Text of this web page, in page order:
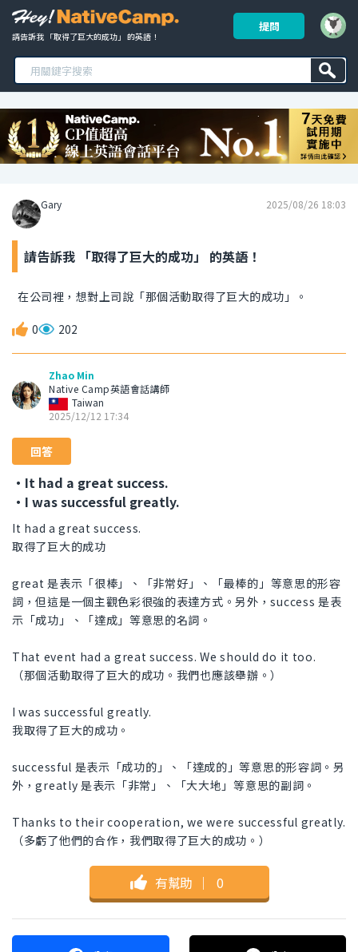
請告訴我 「取得了巨大的成功」 的英語！
提問
Gary 2025/08/26 18:03
請告訴我 「取得了巨大的成功」 的英語！
在公司裡，想對上司說「那個活動取得了巨大的成功」。
0 202
Zhao Min
Native Camp英語會話講師
Taiwan
2025/12/12 17:34
回答
・It had a great success.
・I was successful greatly.
It had a great success.
取得了巨大的成功
great 是表示「很棒」、「非常好」、「最棒的」等意思的形容
詞，但這是一個主觀色彩很強的表達方式。另外，success 是表
示「成功」、「達成」等意思的名詞。
That event had a great success. We should do it too.
（那個活動取得了巨大的成功。我們也應該舉辦。）
I was successful greatly.
我取得了巨大的成功。
successful 是表示「成功的」、「達成的」等意思的形容詞。另
外，greatly 是表示「非常」、「大大地」等意思的副詞。
Thanks to their cooperation, we were successful greatly.
（多虧了他們的合作，我們取得了巨大的成功。）
有幫助 ｜ 0